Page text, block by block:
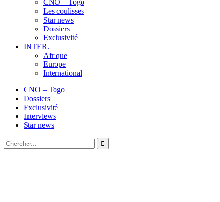
CNO – Togo
Les coulisses
Star news
Dossiers
Exclusivité
INTER.
Afrique
Europe
International
CNO – Togo
Dossiers
Exclusivité
Interviews
Star news